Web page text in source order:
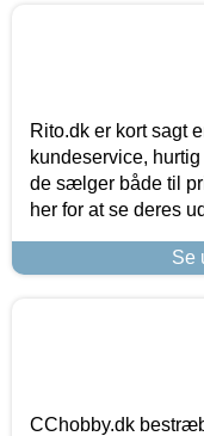
Rito.dk er kort sagt
kundeservice,
de sælger både til
her for at se deres
Se
CChobby.dk